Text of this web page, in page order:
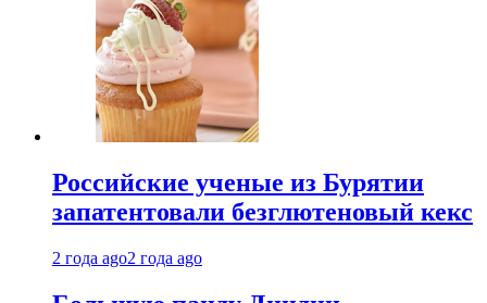
Российские ученые из Бурятии
запатентовали безглютеновый кекс
2 года ago2 года ago